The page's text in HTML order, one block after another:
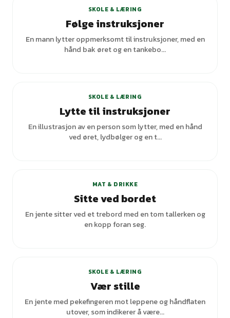
SKOLE & LÆRING
Følge instruksjoner
En mann lytter oppmerksomt til instruksjoner, med en
hånd bak øret og en tankebo...
SKOLE & LÆRING
Lytte til instruksjoner
En illustrasjon av en person som lytter, med en hånd
ved øret, lydbølger og en t...
MAT & DRIKKE
Sitte ved bordet
En jente sitter ved et trebord med en tom tallerken og
en kopp foran seg.
SKOLE & LÆRING
Vær stille
En jente med pekefingeren mot leppene og håndflaten
utover, som indikerer å være...